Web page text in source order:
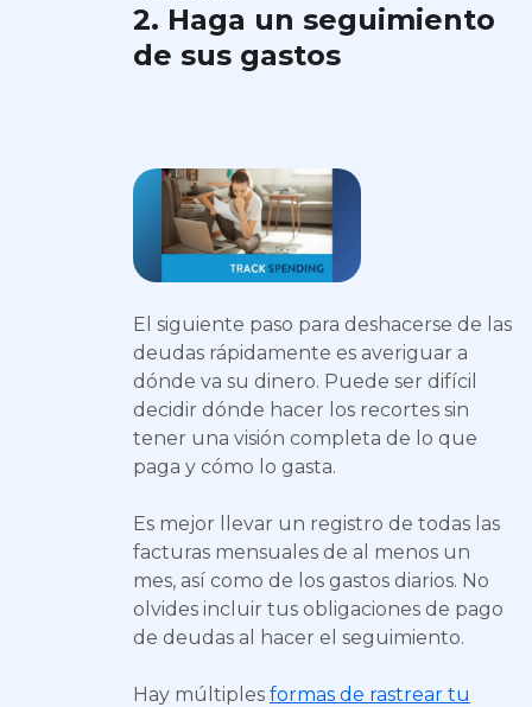
2. Haga un seguimiento
de sus gastos
El siguiente paso para deshacerse de las
deudas rápidamente es averiguar a
dónde va su dinero. Puede ser difícil
decidir dónde hacer los recortes sin
tener una visión completa de lo que
paga y cómo lo gasta.
Es mejor llevar un registro de todas las
facturas mensuales de al menos un
mes, así como de los gastos diarios. No
olvides incluir tus obligaciones de pago
de deudas al hacer el seguimiento.
Hay múltiples formas de rastrear tu